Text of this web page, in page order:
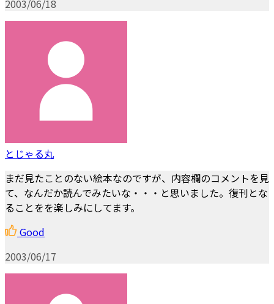
2003/06/18
とじゃる丸
まだ見たことのない絵本なのですが、内容欄のコメントを見
て、なんだか読んでみたいな・・・と思いました。復刊とな
ることをを楽しみにしてます。
Good
2003/06/17